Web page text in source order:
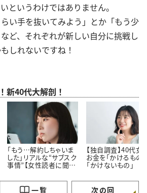
というわけではありません。
い手を抜いてみよう」とか「もう少
ど、それぞれが新しい自分に挑戦し
しれないですね！
新40代大解剖！
「もう…解約しちゃいま
した」リアルな“サブスク
事情”【女性読者に聞い
【独自調査】40代女
お金を「かけるもの」
「かけないもの」
一覧 次の回